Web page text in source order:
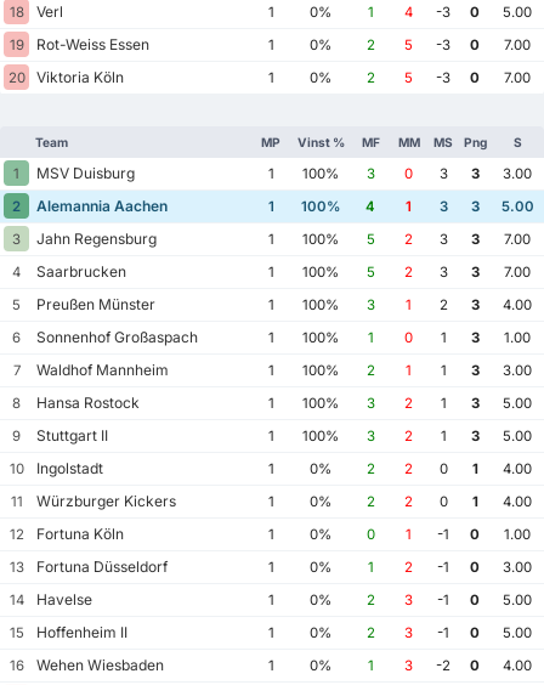
18
Verl 1 0% 1 4 -3 0
5.00
19
Rot-Weiss Essen 1 0% 2 5 -3 0
7.00
20
Viktoria Köln 1 0% 2 5 -3 0 7.00
Team MP Vinst % MF MM MS Png S
1 MSV Duisburg 1 100% 3 0 3 3
3.00
2
Alemannia Aachen 1 100% 4 1 3 3
5.00
3
Jahn Regensburg 1 100% 5 2 3 3
7.00
4
Saarbrucken 1 100% 5 2 3 3
7.00
5
Preußen Münster 1 100% 3 1 2 3
4.00
6
Sonnenhof Großaspach 1 100% 1 0 1 3
1.00
7
Waldhof Mannheim 1 100% 2 1 1 3
3.00
8
Hansa Rostock 1 100% 3 2 1 3
5.00
9
Stuttgart II 1 100% 3 2 1 3
5.00
10
Ingolstadt 1 0% 2 2 0 1
4.00
11
Würzburger Kickers 1 0% 2 2 0 1
4.00
12
Fortuna Köln 1 0% 0 1 -1 0
1.00
13
Fortuna Düsseldorf 1 0% 1 2 -1 0
3.00
14
Havelse 1 0% 2 3 -1 0
5.00
15
Hoffenheim II 1 0% 2 3 -1 0
5.00
16
Wehen Wiesbaden 1 0% 1 3 -2 0
4.00